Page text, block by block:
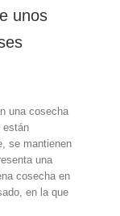
unos
una cosecha
están
se mantienen
una
cosecha en
en la que